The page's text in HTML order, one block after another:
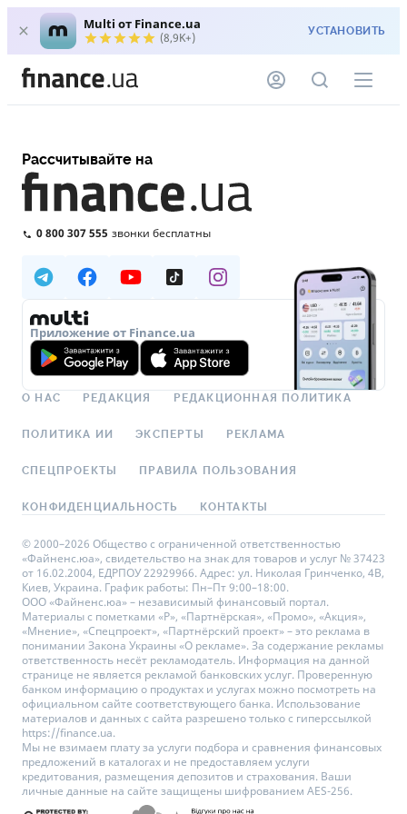
Multi от Finance.ua
(8,9K+) УСТАНОВИТЬ
Рассчитывайте на
0 800 307 555 звонки бесплатны
Приложение от Finance.ua
О НАС РЕДАКЦИЯ РЕДАКЦИОННАЯ ПОЛИТИКА
ПОЛИТИКА ИИ ЭКСПЕРТЫ РЕКЛАМА
СПЕЦПРОЕКТЫ ПРАВИЛА ПОЛЬЗОВАНИЯ
КОНФИДЕНЦИАЛЬНОСТЬ КОНТАКТЫ
© 2000–2026 Общество с ограниченной ответственностью
«Файненс.юа», свидетельство на знак для товаров и услуг № 37423
от 16.02.2004, ЕДРПОУ 22929966. Адрес: ул. Николая Гринченко, 4В,
Киев, Украина. График работы: Пн–Пт 9:00–18:00.
ООО «Файненс.юа» – независимый финансовый портал.
Материалы с пометками «Р», «Партнёрская», «Промо», «Акция»,
«Мнение», «Спецпроект», «Партнёрский проект» – это реклама в
понимании Закона Украины «О рекламе». За содержание рекламы
ответственность несёт рекламодатель. Информация на данной
странице не является рекламой банковских услуг. Проверенную
банком информацию о продуктах и услугах можно посмотреть на
официальном сайте соответствующего банка. Использование
материалов и данных с сайта разрешено только с гиперссылкой
https://finance.ua.
Мы не взимаем плату за услуги подбора и сравнения финансовых
предложений в каталогах и не предоставляем услуги
кредитования, размещения депозитов и страхования. Ваши
личные данные на сайте защищены шифрованием AES-256.